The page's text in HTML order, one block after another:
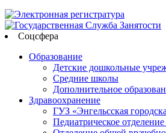
Соцсфера
Образование
Детские дошкольные
Средние школы
Дополнительное
Здравоохранение
ГУЗ «Энгельсская
Педиатрическое